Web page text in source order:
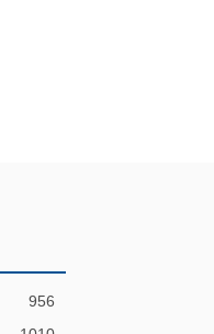
956